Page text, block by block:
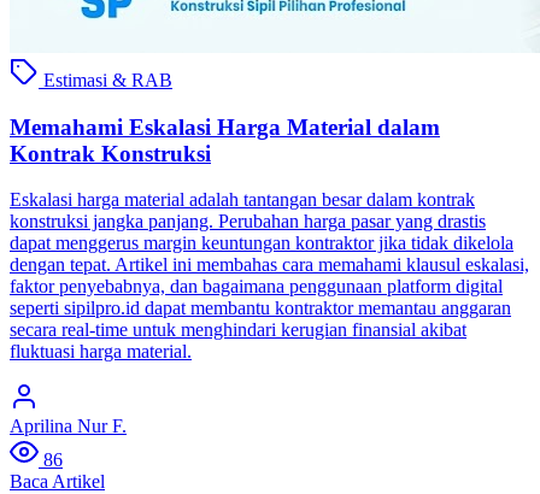
Estimasi & RAB
Memahami Eskalasi Harga Material dalam
Kontrak Konstruksi
Eskalasi harga material adalah tantangan besar dalam kontrak
konstruksi jangka panjang. Perubahan harga pasar yang drastis
dapat menggerus margin keuntungan kontraktor jika tidak dikelola
dengan tepat. Artikel ini membahas cara memahami klausul eskalasi,
faktor penyebabnya, dan bagaimana penggunaan platform digital
seperti sipilpro.id dapat membantu kontraktor memantau anggaran
secara real-time untuk menghindari kerugian finansial akibat
fluktuasi harga material.
Aprilina Nur F.
86
Baca Artikel